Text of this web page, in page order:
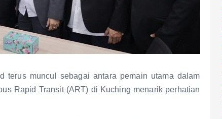
terus muncul sebagai antara pemain utama dalam
Rapid Transit (ART) di Kuching menarik perhatian